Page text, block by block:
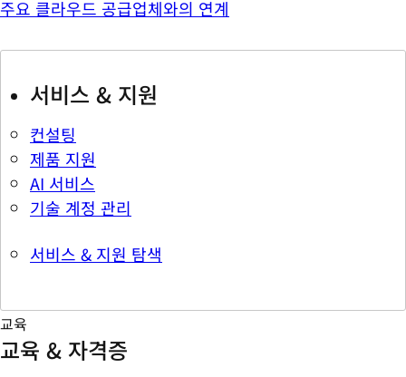
주요 클라우드 공급업체와의 연계
서비스 & 지원
컨설팅
제품 지원
AI 서비스
기술 계정 관리
서비스 & 지원 탐색
교육
교육 & 자격증